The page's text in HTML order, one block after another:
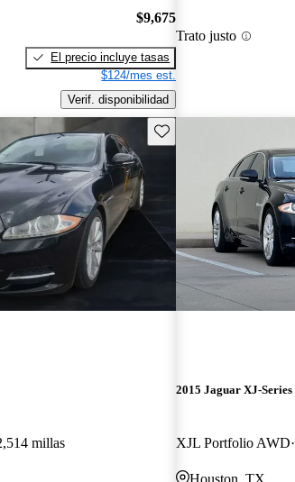
$9,675
El precio incluye tasas
$124/mes est.
Verif. disponibilidad
Trato justo
Guarda este Aviso
millas
2015 Jaguar XJ-Series
XJL Portfolio AWD
Houston, TX